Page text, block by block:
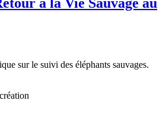
sur le suivi des éléphants sauvages.